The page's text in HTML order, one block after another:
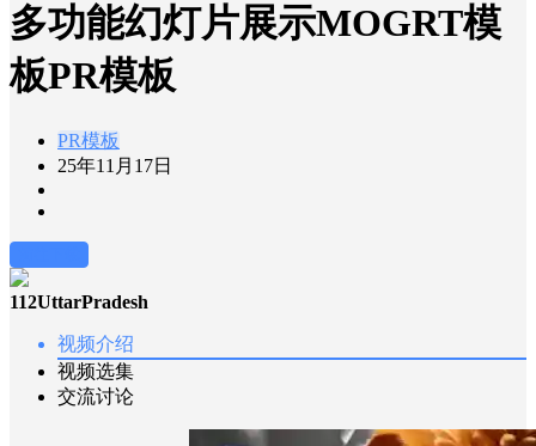
多功能幻灯片展示MOGRT模
板PR模板
PR模板
25年11月17日
112UttarPradesh
视频介绍
视频选集
交流讨论